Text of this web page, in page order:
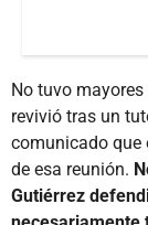
No tuvo
revivió tras un
comunicado que
de esa reunión.
Gutiérrez